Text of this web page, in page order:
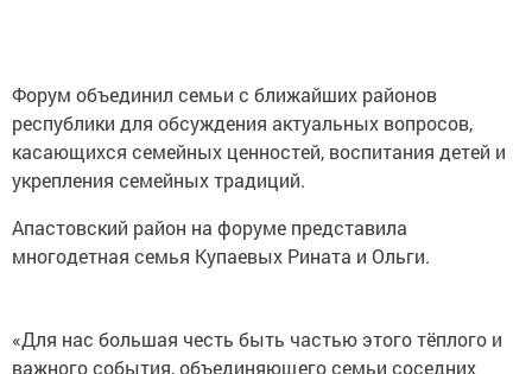
Форум объединил семьи с ближайших районов
республики для обсуждения актуальных вопросов,
касающихся семейных ценностей, воспитания детей и
укрепления семейных традиций.
Апастовский район на форуме представила
многодетная семья Купаевых Рината и Ольги.
«Для нас большая честь быть частью этого тёплого и
важного события, объединяющего семьи соседних